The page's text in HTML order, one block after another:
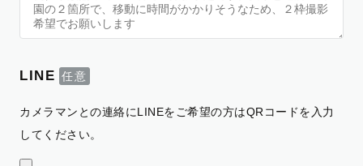
LINE
カメラマンとの連絡にLINEをご希望の方はQRコードを入力
してください。